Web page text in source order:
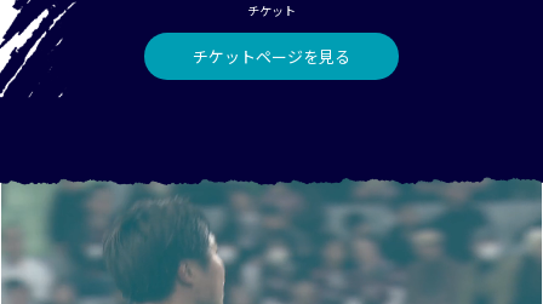
チケット
チケットページを見る